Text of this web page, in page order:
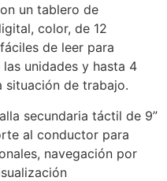
un tablero de
color, de 12
de leer para
unidades y hasta 4
situación de trabajo.
secundaria táctil de 9”
al conductor para
navegación por